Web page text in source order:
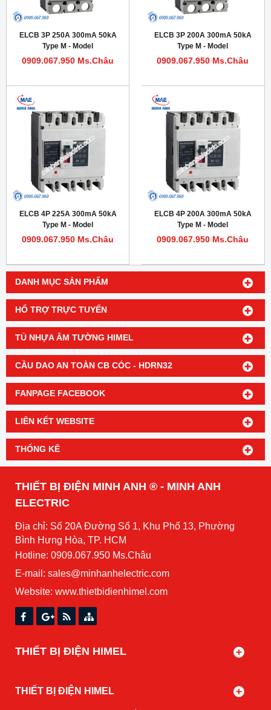
DANH MỤC SẢN PHẨM
HỔ TRỢ TRỰC TUYẾN
TỦ NHỰA ÂM TƯỜNG HIMEL
CẦU DAO AN TOÀN CB CÓC - HDRN32
FANPAGE FACEBOOK
LIÊN KẾT WEBSITE
THỐNG KÊ
ELCB 3P 250A 300mA 50kA
Type M - Model
HDM1LE400M2503T
0909.067.950 Ms.Châu
ELCB 3P 200A 300mA 50kA
Type M - Model
HDM1LE400M2003T
0909.067.950 Ms.Châu
ELCB 4P 225A 300mA 50kA
Type M - Model
HDM1LE225M2254TA
0909.067.950 Ms.Châu
ELCB 4P 200A 300mA 50kA
Type M - Model
HDM1LE225M2004TA
0909.067.950 Ms.Châu
THIẾT BỊ ĐIỆN MINH ANH ® - MINH ANH
ELECTRIC
Địa chỉ: Số 20A Đường Số 1, Khu Phố 13, Phường
Bình Hưng Hòa, TP. HCM
Hotline: 0909.067.950 Ms.Châu
E-mail: sales@minhanhelectric.com
Website: www.thietbidienhimel.com
THIẾT BỊ ĐIỆN HIMEL
THIẾT BỊ ĐIỆN HIMEL